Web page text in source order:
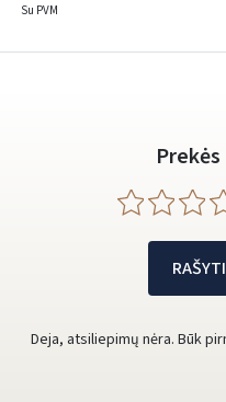
Su PVM
Deja, atsiliepimų nėra. Būk